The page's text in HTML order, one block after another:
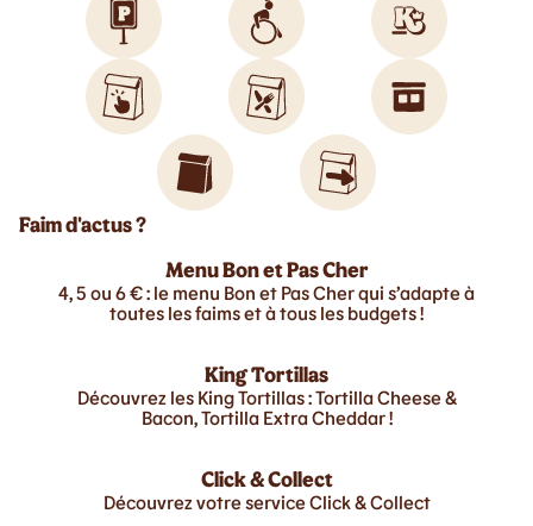
Faim d'actus ?
Menu Bon et Pas Cher
4, 5 ou 6 € : le menu Bon et Pas Cher qui s’adapte à
toutes les faims et à tous les budgets !
King Tortillas
Découvrez les King Tortillas : Tortilla Cheese &
Bacon, Tortilla Extra Cheddar !
Click & Collect
Découvrez votre service Click & Collect